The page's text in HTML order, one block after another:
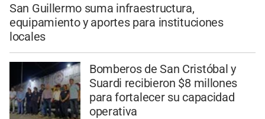
San Guillermo suma infraestructura,
equipamiento y aportes para instituciones
locales
Bomberos de San Cristóbal y
Suardi recibieron $8 millones
para fortalecer su capacidad
operativa